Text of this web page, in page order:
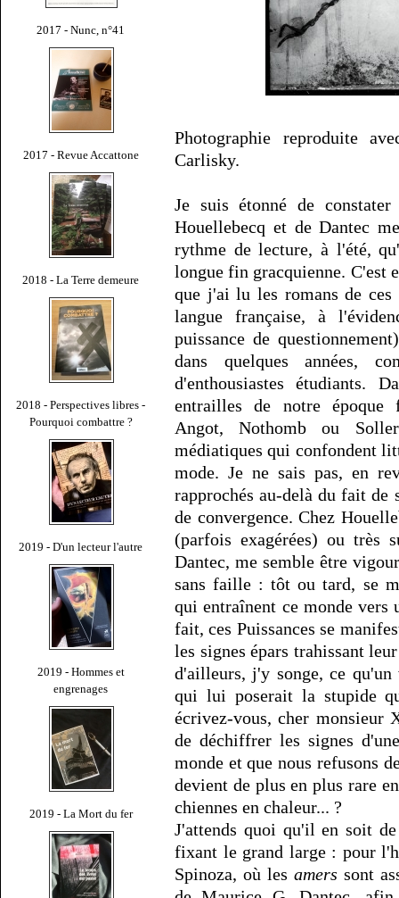
2017 - Nunc, n°41
2017 - Revue Accattone
2018 - La Terre demeure
2018 - Perspectives libres -
Pourquoi combattre ?
2019 - D'un lecteur l'autre
2019 - Hommes et
engrenages
2019 - La Mort du fer
Photographie reproduite
Carlisky.
Je suis étonné de
Houellebecq et de Dantec
rythme de lecture, à l'été,
longue fin gracquienne. C'est
que j'ai lu les romans de ces
langue française, à
puissance de
dans quelques années,
d'enthousiastes étudiants.
entrailles de notre époque
Angot, Nothomb ou
médiatiques qui confondent
mode. Je ne sais pas, en
rapprochés au-delà du fait de
de convergence. Chez
(parfois exagérées) ou très
Dantec, me semble être
sans faille : tôt ou tard, se
qui entraînent ce monde vers
fait, ces Puissances se
les signes épars trahissant
d'ailleurs, j'y songe, ce
qui lui poserait la stupide
écrivez-vous, cher monsieur
de déchiffrer les signes
monde et que nous refusons
devient de plus en plus rare
chiennes en chaleur... ?
J'attends quoi qu'il en soit
fixant le grand large : pour
Spinoza, où les amers sont